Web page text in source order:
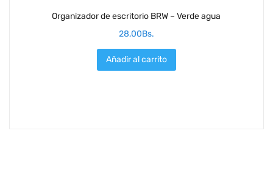
Organizador de escritorio BRW – Verde agua
28,00Bs.
Añadir al carrito